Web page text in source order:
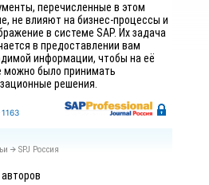
перечисленные в этом
не влияют на бизнес-процессы и
в системе SAP. Их задача
в предоставлении вам
информации, чтобы на её
можно было принимать
решения.
1163
SPJ Россия
авторов